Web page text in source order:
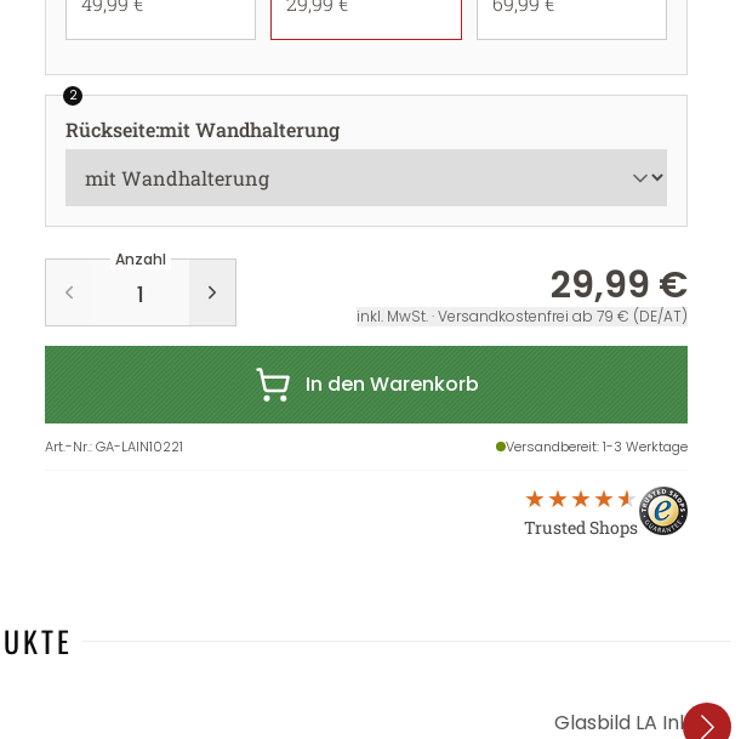
2
Rückseite:mit Wandhalterung
Anzahl
29,99 €
inkl. MwSt. · Versandkostenfrei ab 79 € (DE/AT)
In den Warenkorb
Art.-Nr.:GA-LAIN10221 Versandbereit: 1-3 Werktage
Trusted Shops
Glasbild LA Ink